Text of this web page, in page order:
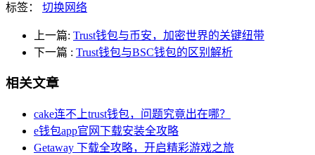
标签： 切换网络
上一篇: Trust钱包与币安，加密世界的关键纽带
下一篇 : Trust钱包与BSC钱包的区别解析
相关文章
cake连不上trust钱包，问题究竟出在哪？
e钱包app官网下载安装全攻略
Getaway 下载全攻略，开启精彩游戏之旅